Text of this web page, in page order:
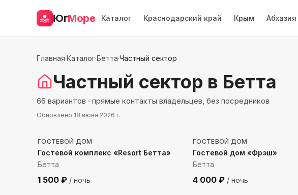
ЮгМоре Каталог Краснодарский край Крым Абхазия
Главная·Каталог·Бетта·Частный сектор
Частный сектор в Бетта
66 вариантов · прямые контакты владельцев, без посредников
Обновлено 18 июня 2026 г.
278м до моря
ГОСТЕВОЙ ДОМ
Гостевой комплекс «Resort Бетта»
Бетта
1 500 ₽ / ночь
ГОСТЕВОЙ ДОМ
Гостевой дом «Фрэш»
Бетта
4 000 ₽ / ночь
352м до моря 1789 м до моря